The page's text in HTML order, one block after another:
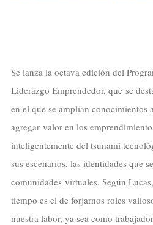
Se lanza la octava edición del
Liderazgo Emprendedor, que se
en el que se amplían conocimientos
agregar valor en los
inteligentemente del tsunami
sus escenarios, las identidades que
comunidades virtuales. Según
tiempo es el de forjarnos roles
nuestra labor, ya sea como